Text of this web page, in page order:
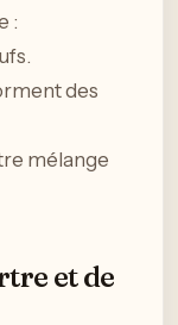
:
des
mélange
et de